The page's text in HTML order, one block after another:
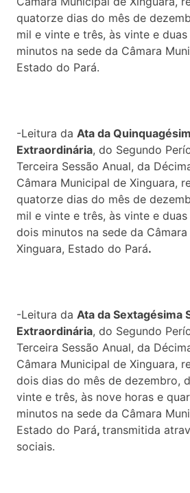
quatorze dias do mês de
mil e vinte e três, às vinte e
minutos na sede da Câmara
Estado do Pará.
-Leitura da Ata da
Extraordinária, do Segundo
Terceira Sessão Anual, da
Câmara Municipal de Xinguara,
quatorze dias do mês de
mil e vinte e três, às vinte e
dois minutos na sede da
Xinguara, Estado do Pará.
-Leitura da Ata da Sextagésima
Extraordinária, do Segundo
Terceira Sessão Anual, da
Câmara Municipal de Xinguara,
dois dias do mês de dezembro,
vinte e três, às nove horas e
minutos na sede da Câmara
Estado do Pará, transmitida
sociais.